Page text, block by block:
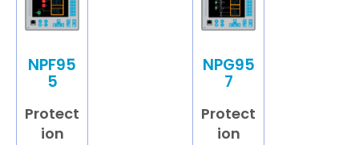
NPF95
5
Protect
ion
NPG95
7
Protect
ion